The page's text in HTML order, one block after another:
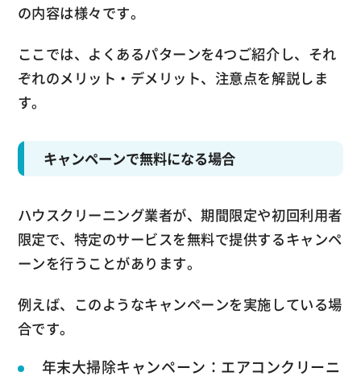
の内容は様々です。
ここでは、よくあるパターンを4つご紹介し、それ
ぞれのメリット・デメリット、注意点を解説しま
す。
キャンペーンで無料になる場合
ハウスクリーニング業者が、期間限定や初回利用者
限定で、特定のサービスを無料で提供するキャンペ
ーンを行うことがあります。
例えば、このようなキャンペーンを実施している場
合です。
年末大掃除キャンペーン：エアコンクリーニ